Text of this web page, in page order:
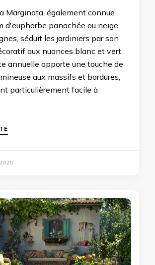
Marginata, également connue
d'euphorbe panachée ou neige
séduit les jardiniers par son
aux nuances blanc et vert.
annuelle apporte une touche de
aux massifs et bordures,
particulièrement facile à